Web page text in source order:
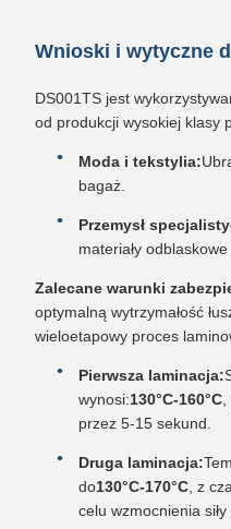
Wnioski i wytyczne
DS001TS jest
od produkcji wysokiej klasy
Moda i tekstylia:
bagaż.
Przemysł
materiały odblaskowe
Zalecane warunki
optymalną wytrzymałość
wieloetapowy proces
Pierwsza laminacja:
wynosi:130°C-160°C
przez 5-15 sekund.
Druga laminacja:
do130°C-170°C , z
celu wzmocnienia siły